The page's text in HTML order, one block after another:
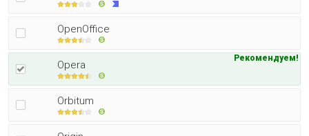
OpenOffice
Opera
Рекомендуем!
Orbitum